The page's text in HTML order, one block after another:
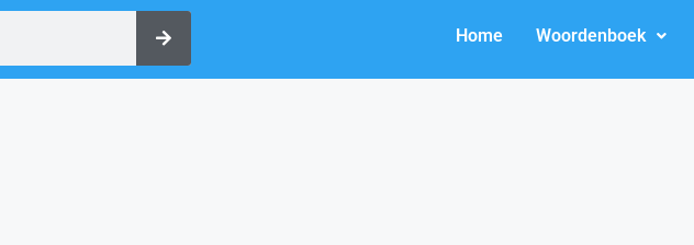
Home Woordenboek